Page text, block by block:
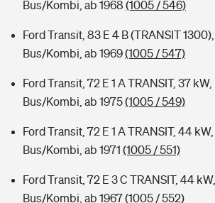
Bus/Kombi, ab 1968 (1005 / 546)
Ford Transit, 83 E 4 B (TRANSIT
Bus/Kombi, ab 1969(1005 / 547)
Ford Transit, 72 E 1 A TRANSIT, 37 kW,
Bus/Kombi, ab 1975(1005 / 549)
Ford Transit, 72 E 1 A TRANSIT, 44 kW,
Bus/Kombi, ab 1971 (1005 / 551)
Ford Transit, 72 E 3 C TRANSIT, 44
Bus/Kombi, ab 1967(1005 / 552)